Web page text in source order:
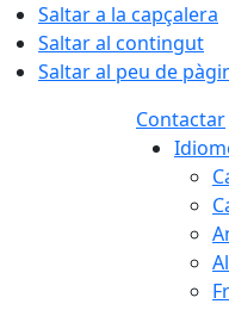
Saltar a la capçalera
Saltar al contingut
Saltar al peu de
Contactar